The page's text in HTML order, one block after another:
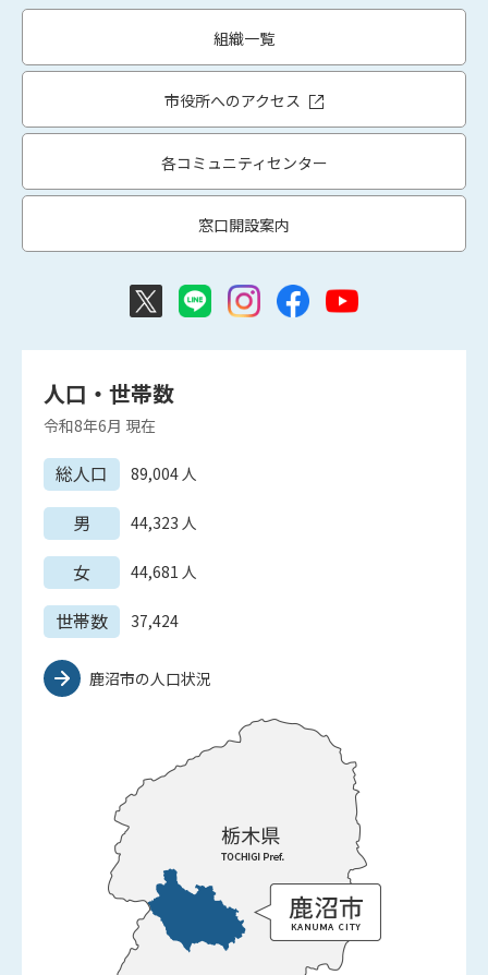
組織一覧
市役所へのアクセス
各コミュニティセンター
窓口開設案内
人口・世帯数
令和8年6月 現在
総人口 89,004人
男 44,323 人
女 44,681 人
世帯数 37,424
鹿沼市の人口状況